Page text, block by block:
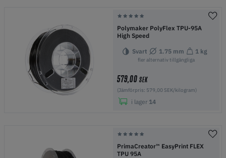
Polymaker PolyFlex TPU-95A
High Speed
Svart 1.75 mm 1 kg
fler alternativ tillgängliga
579,00 SEK
(Jämförpris: 579,00 SEK/kilogram)
i lager 14
PrimaCreator™ EasyPrint FLEX
TPU 95A